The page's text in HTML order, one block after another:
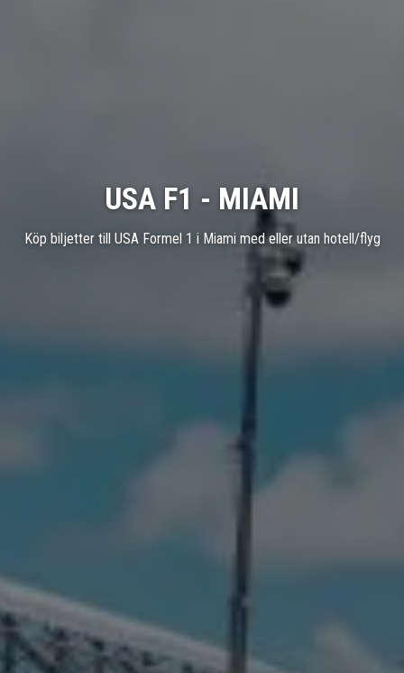
USA F1 - MIAMI
Köp biljetter till USA Formel 1 i Miami med eller utan hotell/flyg